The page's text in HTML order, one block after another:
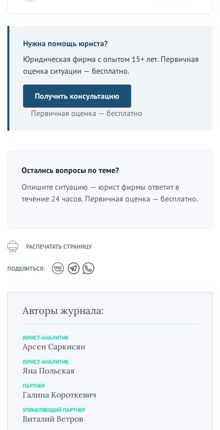
Нужна помощь юриста?
Юридическая фирма с опытом 15+ лет. Первичная
оценка ситуации — бесплатно.
Получить консультацию
Первичная оценка — бесплатно
Остались вопросы по теме?
Опишите ситуацию — юрист фирмы ответит в
течение 24 часов. Первичная оценка — бесплатно.
РАСПЕЧАТАТЬ СТРАНИЦУ
ПОДЕЛИТЬСЯ:
Авторы журнала:
ЮРИСТ-АНАЛИТИК
Арсен Саркисян
ЮРИСТ-АНАЛИТИК
Яна Польская
ПАРТНЕР
Галина Короткевич
УПРАВЛЯЮЩИЙ ПАРТНЕР
Виталий Ветров